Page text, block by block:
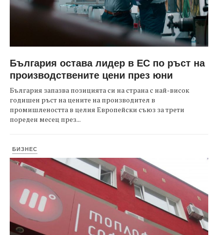
България остава лидер в ЕС по ръст на
производствените цени през юни
България запазва позицията си на страна с най-висок
годишен ръст на цените на производител в
промишлеността в целия Европейски съюз за трети
пореден месец през...
БИЗНЕС